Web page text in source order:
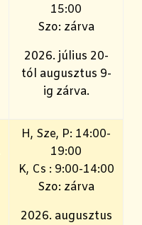
15:00
Szo: zárva
2026. július 20-
tól augusztus 9-
ig zárva.
H, Sze, P: 14:00-
19:00
K, Cs : 9:00-14:00
Szo: zárva
2026. augusztus